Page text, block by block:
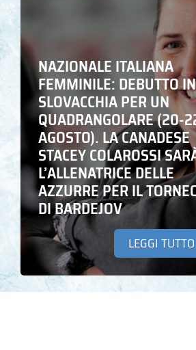
NAZIONALE ITALIANA
FEMMINILE: DEBUTTO IN
SLOVACCHIA PER UN
QUADRANGOLARE (20-
AGOSTO). LA CANADESE
STACEY COLAROSSI
L’ALLENATRICE DELLE
AZZURRE PER IL
DI BARDEJOV
LEGGI TUTTO